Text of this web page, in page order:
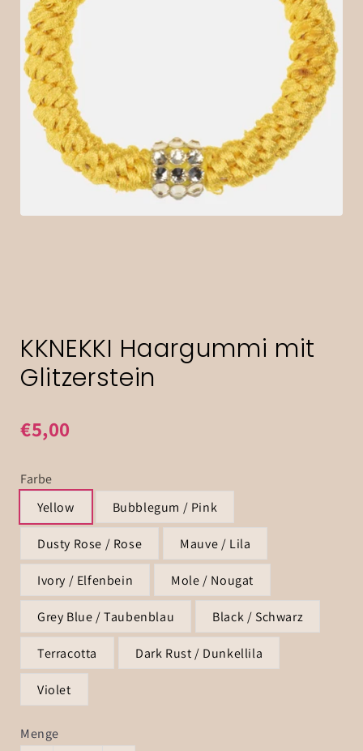
KKNEKKI Haargummi mit
Glitzerstein
€5,00
Farbe
Yellow
Bubblegum / Pink
Dusty Rose / Rose Mauve / Lila
Ivory / Elfenbein Mole / Nougat
Grey Blue / Taubenblau Black / Schwarz
Terracotta Dark Rust / Dunkellila
Violet
Menge